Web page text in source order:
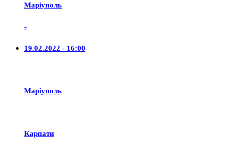
Маріуполь
-
19.02.2022 - 16:00
Маріуполь
Карпати